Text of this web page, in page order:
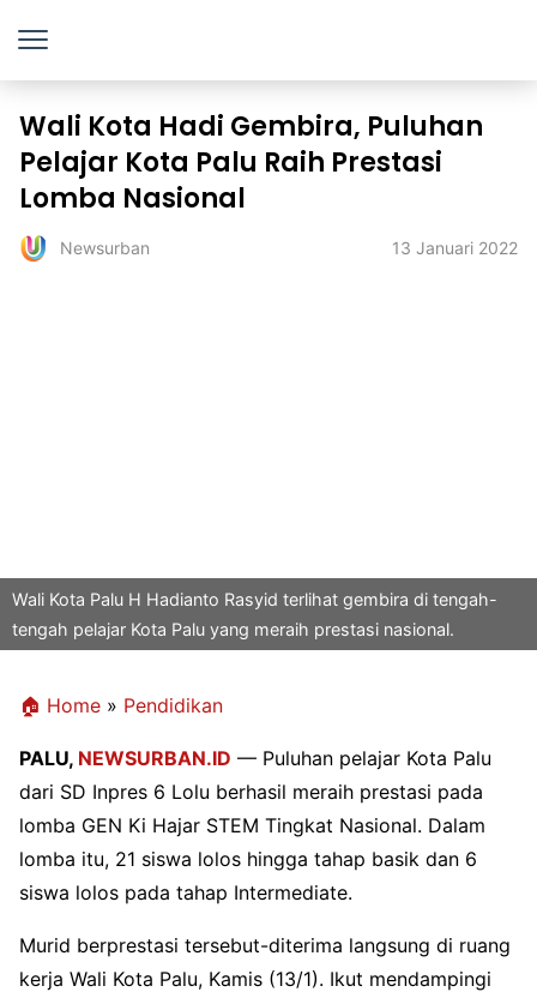
Wali Kota Hadi Gembira, Puluhan
Pelajar Kota Palu Raih Prestasi
Lomba Nasional
Newsurban 13 Januari 2022
Wali Kota Palu H Hadianto Rasyid terlihat gembira di tengah-
tengah pelajar Kota Palu yang meraih prestasi nasional.
🏠 Home » Pendidikan
PALU, NEWSURBAN.ID — Puluhan pelajar Kota Palu
dari SD Inpres 6 Lolu berhasil meraih prestasi pada
lomba GEN Ki Hajar STEM Tingkat Nasional. Dalam
lomba itu, 21 siswa lolos hingga tahap basik dan 6
siswa lolos pada tahap Intermediate.
Murid berprestasi tersebut-diterima langsung di ruang
kerja Wali Kota Palu, Kamis (13/1). Ikut mendampingi